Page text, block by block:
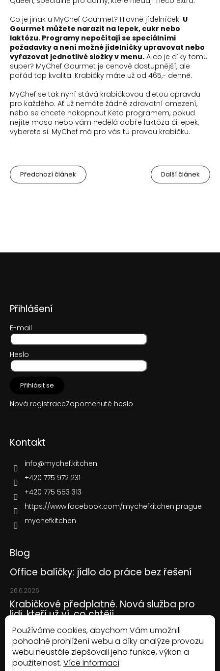
Používáme cookies, abychom Vám umožnili
pohodlné prohlížení webu a díky analýze provozu
webu neustále zlepšovali jeho funkce, výkon a
použitelnost. Více informací
Co je jinak u MyChef Gourmet? Hlavně jídelníček. U
Gourmet můžete narazit na lepek, cukr nebo
laktózu. Programy nepočítají se speciálními
požadavky a není možné jídelníčky upravovat nebo
vyřazovat jednotlivé složky v menu. A co je díky tomu
super? MyChef Gourmet je cenově dostupnější, ale
pořád top kvalita. Krabičky máte už od 465,- denně.
MyChef se tak nyní stává krabičkovou dietou opravdu
pro každého. Ať už nemáte žádné zdravotní omezení,
nebo se chcete nakopnout Keto programem, pokud
nejíte maso nebo vám nedělá dobře laktóza či lepek,
vyberete si. MyChef má pro vás tu pravou krabičku.
Předchozí článek Další článek
Přihlášení
E-mail
Heslo
Přihlásit se
Nová registraceZapomenuté heslo
Kontakt
info@mychef.kitchen
+420 775 972 231
+420 775 553 313
https://www.facebook.com/mychefkitchen.prague
mychefkitchen
Blog
Office balíčky: jídlo do práce bez řešení
26.6.2026
Krabičkové předplatné. Nová služba pro
lidi, kteří už ví, co chtějí
28.4.2026
MyChef Kitchen nově doručuje i do Liberce,
Jablonce, Mladé Boleslavi a Plzně